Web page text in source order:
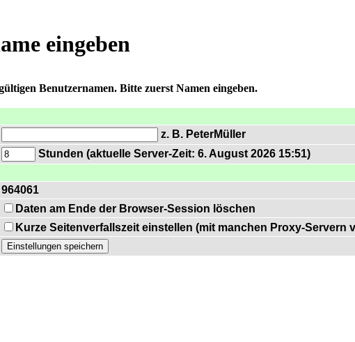
eingeben
Benutzernamen. Bitte zuerst Namen eingeben.
z. B. PeterMüller
Stunden (aktuelle Server-Zeit: 6. August 2026 15:51)
964061
Daten am Ende der Browser-Session löschen
Kurze Seitenverfallszeit einstellen (mit manchen Proxy-Servern